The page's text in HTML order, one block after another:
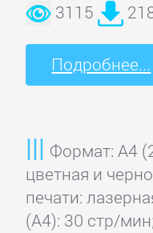
3115
Подробнее...
Формат: A4
цветная и
печати:
(А4): 30 стр/
Kodak
Kyocera
Mita